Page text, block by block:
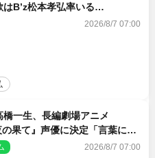
B’z松本孝弘率いる
」に決定
2026/8/7 07:00
一生、長編劇場アニメ
の果て』声優に決定「言葉には
感情を思い出しました」
2026/8/7 07:00